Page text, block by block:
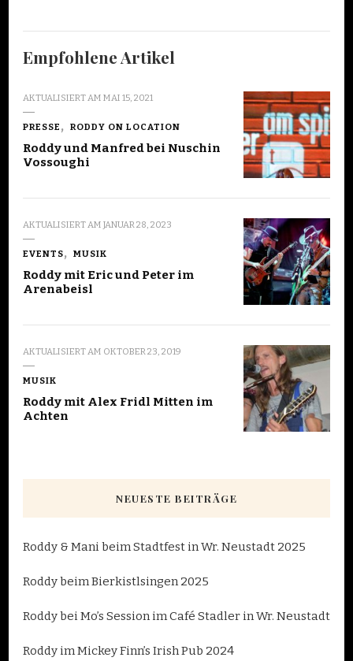
Empfohlene Artikel
AKTUALISIERT AM MAI 15, 2021
PRESSE RODDY ON LOCATION
Roddy und Manfred bei Nuschin
Vossoughi
AKTUALISIERT AM JANUAR 28, 2023
EVENTS MUSIK
Roddy mit Eric und Peter im
Arenabeisl
AKTUALISIERT AM OKTOBER 23, 2019
MUSIK
Roddy mit Alex Fridl Mitten im
Achten
NEUESTE BEITRÄGE
Roddy & Mani beim Stadtfest in Wr. Neustadt 2025
Roddy beim Bierkistlsingen 2025
Roddy bei Mo’s Session im Café Stadler in Wr. Neustadt
Roddy im Mickey Finn’s Irish Pub 2024